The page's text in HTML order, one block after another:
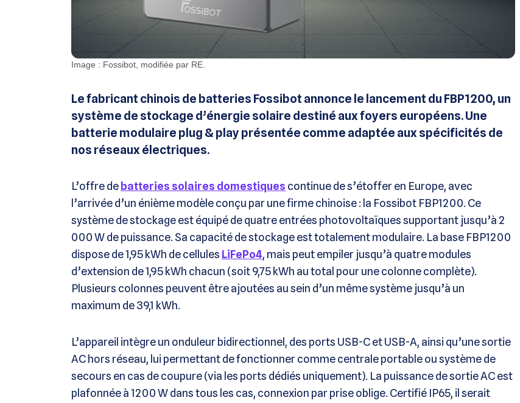
Image : Fossibot, modifiée par RE.
Le fabricant chinois de batteries Fossibot annonce le lancement du FBP1200, un
système de stockage d’énergie solaire destiné aux foyers européens. Une
batterie modulaire plug & play présentée comme adaptée aux spécificités de
nos réseaux électriques.
L’offre de batteries solaires domestiques continue de s’étoffer en Europe, avec
l’arrivée d’un énième modèle conçu par une firme chinoise : la Fossibot FBP1200. Ce
système de stockage est équipé de quatre entrées photovoltaïques supportant jusqu’à 2
000 W de puissance. Sa capacité de stockage est totalement modulaire. La base FBP1200
dispose de 1,95 kWh de cellules LiFePo4, mais peut empiler jusqu’à quatre modules
d’extension de 1,95 kWh chacun (soit 9,75 kWh au total pour une colonne complète).
Plusieurs colonnes peuvent être ajoutées au sein d’un même système jusqu’à un
maximum de 39,1 kWh.
L’appareil intègre un onduleur bidirectionnel, des ports USB-C et USB-A, ainsi qu’une sortie
AC hors réseau, lui permettant de fonctionner comme centrale portable ou système de
secours en cas de coupure (via les ports dédiés uniquement). La puissance de sortie AC est
plafonnée à 1200 W dans tous les cas, connexion par prise oblige. Certifié IP65, il serait